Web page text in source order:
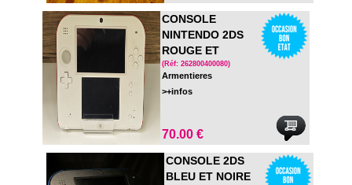
CONSOLE
NINTENDO 2DS
ROUGE ET
BLANCHE AVEC
CHARGEUR
(Réf: 262800400080)
Armentieres
>+infos
70.00 €
CONSOLE 2DS
BLEU ET NOIRE